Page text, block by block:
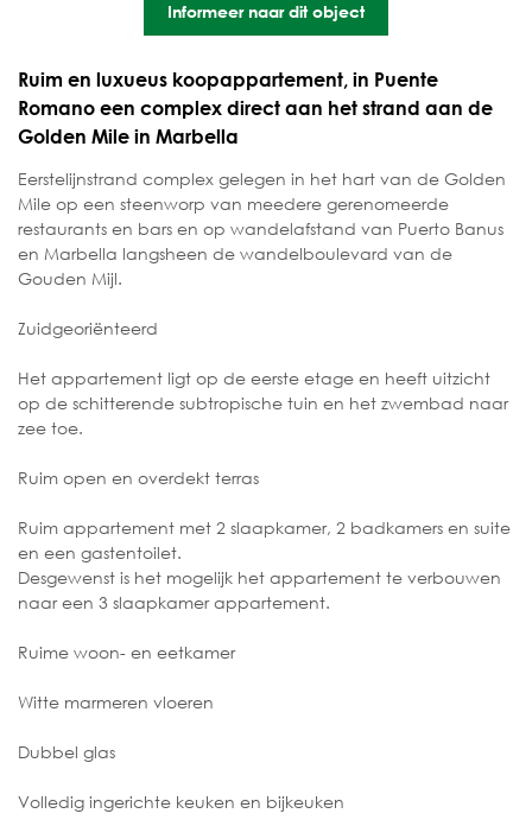
Informeer naar dit object
Ruim en luxueus koopappartement, in Puente
Romano een complex direct aan het strand aan de
Golden Mile in Marbella
Eerstelijnstrand complex gelegen in het hart van de Golden
Mile op een steenworp van meedere gerenomeerde
restaurants en bars en op wandelafstand van Puerto Banus
en Marbella langsheen de wandelboulevard van de
Gouden Mijl.
Zuidgeoriënteerd
Het appartement ligt op de eerste etage en heeft uitzicht
op de schitterende subtropische tuin en het zwembad naar
zee toe.
Ruim open en overdekt terras
Ruim appartement met 2 slaapkamer, 2 badkamers en suite
en een gastentoilet.
Desgewenst is het mogelijk het appartement te verbouwen
naar een 3 slaapkamer appartement.
Ruime woon- en eetkamer
Witte marmeren vloeren
Dubbel glas
Volledig ingerichte keuken en bijkeuken